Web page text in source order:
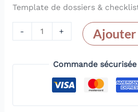
Template de dossiers &
-
quantité
de
&
Zéro
+ Ajouter
Commande